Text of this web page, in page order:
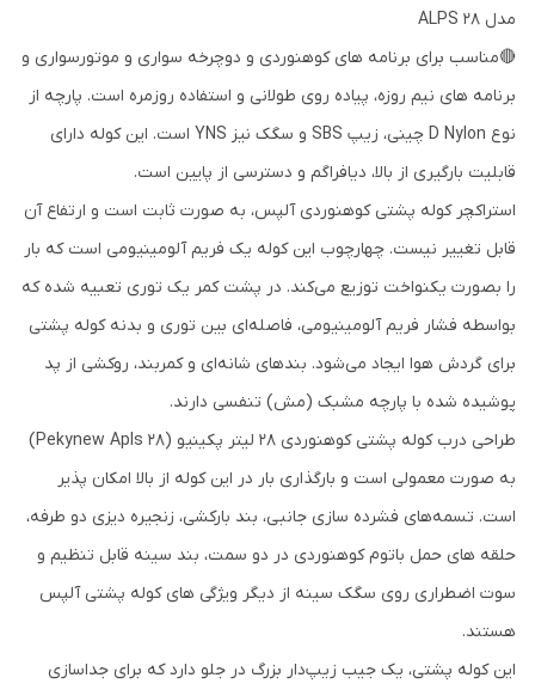
مدل ALPS 28
🔴مناسب برای برنامه های کوهنوردی و دوچرخه سواری و موتورسواری و
برنامه های نیم روزه، پیاده روی طولانی و استفاده روزمره است. پارچه از
نوع D Nylon چینی، زیپ SBS و سگک نیز YNS است. این کوله دارای
قابلیت بارگیری از بالا، دیافراگم و دسترسی از پایین است.
استراکچر کوله پشتی کوهنوردی آلپس، به صورت ثابت است و ارتفاع آن
قابل تغییر نیست. چهارچوب این کوله یک فریم آلومینیومی است که بار
را بصورت یکنواخت توزیع می‌کند. در پشت کمر یک توری تعبیه شده که
بواسطه فشار فریم آلومینیومی، فاصله‌ای بین توری و بدنه کوله پشتی
برای گردش هوا ایجاد می‌شود. بندهای شانه‌ای و کمربند، روکشی از پد
پوشیده شده با پارچه مشبک (مش) تنفسی دارند.
طراحی درب کوله پشتی کوهنوردی 28 لیتر پکینیو (Pekynew Apls 28)
به صورت معمولی است و بارگذاری بار در این کوله از بالا امکان پذیر
است. تسمه‌های فشرده سازی جانبی، بند بارکشی، زنجیره دیزی دو طرفه،
حلقه های حمل باتوم کوهنوردی در دو سمت، بند سینه قابل تنظیم و
سوت اضطراری روی سگک سینه از دیگر ویژگی های کوله پشتی آلپس
هستند.
این کوله پشتی، یک جیب زیپ‌دار بزرگ در جلو دارد که برای جداسازی